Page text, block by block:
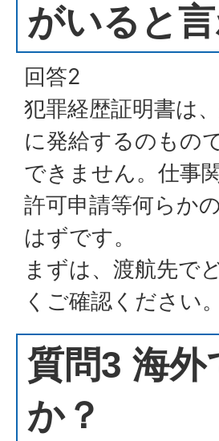
がいると
回答2
犯罪経歴証明書は
に発給するのもの
できません。仕事
許可申請等何らか
はずです。
まずは、渡航先で
くご確認ください。
質問3 海
か？